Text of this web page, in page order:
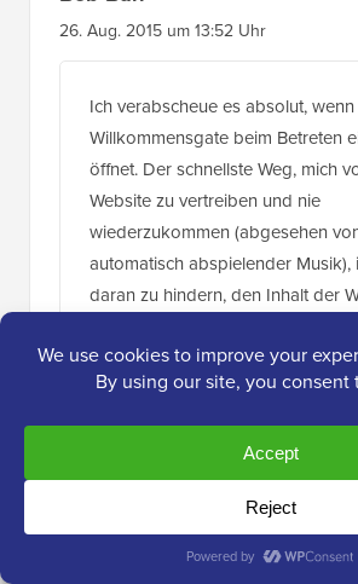
26. Aug. 2015 um 13:52 Uhr
Ich verabscheue es absolut,
Willkommensgate beim Betreten
öffnet. Der schnellste Weg, mich
Website zu vertreiben und nie
wiederzukommen (abgesehen
automatisch abspielender Musik),
daran zu hindern, den Inhalt der
bevor ich auch nur einen ersten
Website werfen konnte, ist für
ärgerlich.
Antworten